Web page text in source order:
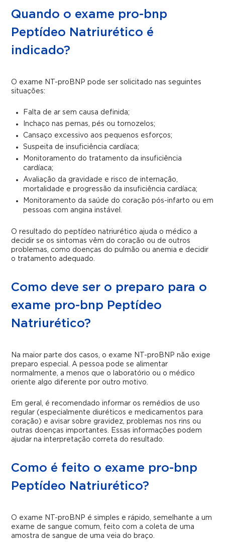
Quando o exame pro-bnp
Peptídeo Natriurético é
indicado?
O exame NT-proBNP pode ser solicitado nas seguintes
situações:
Falta de ar sem causa definida;
Inchaço nas pernas, pés ou tornozelos;
Cansaço excessivo aos pequenos esforços;
Suspeita de insuficiência cardíaca;
Monitoramento do tratamento da insuficiência
cardíaca;
Avaliação da gravidade e risco de internação,
mortalidade e progressão da insuficiência cardíaca;
Monitoramento da saúde do coração pós-infarto ou em
pessoas com angina instável.
O resultado do peptídeo natriurético ajuda o médico a
decidir se os sintomas vêm do coração ou de outros
problemas, como doenças do pulmão ou anemia e decidir
o tratamento adequado.
Como deve ser o preparo para o
exame pro-bnp Peptídeo
Natriurético?
Na maior parte dos casos, o exame NT-proBNP não exige
preparo especial. A pessoa pode se alimentar
normalmente, a menos que o laboratório ou o médico
oriente algo diferente por outro motivo.
Em geral, é recomendado informar os remédios de uso
regular (especialmente diuréticos e medicamentos para
coração) e avisar sobre gravidez, problemas nos rins ou
outras doenças importantes. Essas informações podem
ajudar na interpretação correta do resultado.
Como é feito o exame pro-bnp
Peptídeo Natriurético?
O exame NT-proBNP é simples e rápido, semelhante a um
exame de sangue comum, feito com a coleta de uma
amostra de sangue de uma veia do braço.